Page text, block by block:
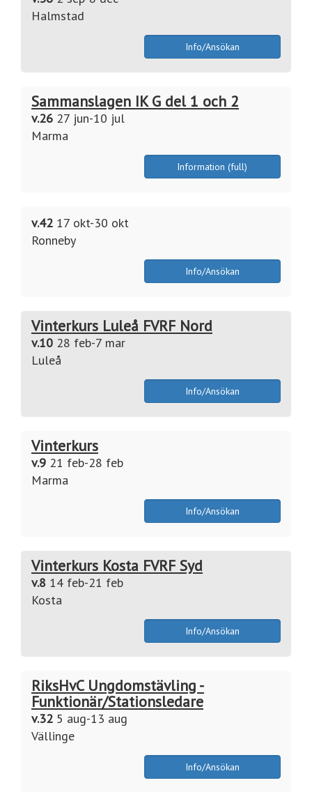
Halmstad
Info/Ansökan
Sammanslagen IK G del 1 och 2
v.26 27 jun-10 jul
Marma
Information (full)
v.42 17 okt-30 okt
Ronneby
Info/Ansökan
Vinterkurs Luleå FVRF Nord
v.10 28 feb-7 mar
Luleå
Info/Ansökan
Vinterkurs
v.9 21 feb-28 feb
Marma
Info/Ansökan
Vinterkurs Kosta FVRF Syd
v.8 14 feb-21 feb
Kosta
Info/Ansökan
RiksHvC Ungdomstävling -
Funktionär/Stationsledare
v.32 5 aug-13 aug
Vällinge
Info/Ansökan